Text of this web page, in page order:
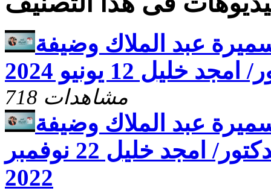
عبد الملاك وضيفة
12 يونيو 2024
718 مشاهدات
عبد الملاك وضيفة
الحلقة القس الدكتور/ امجد خليل 22 نوفمبر
2022